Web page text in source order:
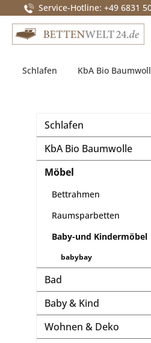
Zur Hauptnavigation
Service-Hotline: +49 6831
Schlafen KbA Bio
Schlafen
KbA Bio Baumwolle
Möbel
Bettrahmen
Raumsparbetten
Baby-und Kindermöbel
babybay
Bad
Baby & Kind
Wohnen & Deko